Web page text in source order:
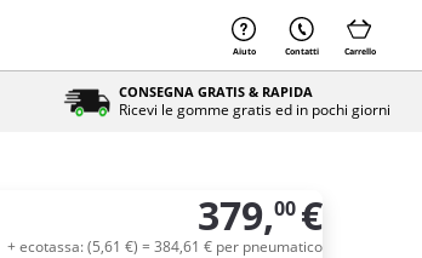
Aiuto Contatti Carrello
CONSEGNA GRATIS & RAPIDA
Ricevi le gomme gratis ed in pochi giorni
379,00 €
+ ecotassa: (5,61 €) = 384,61 € per pneumatico